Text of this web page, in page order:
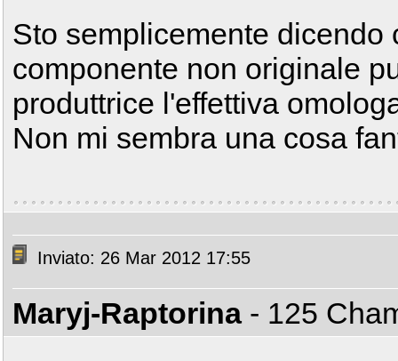
Sto semplicemente
componente non originale
produttrice l'effettiva
Non mi sembra una cosa
Inviato: 26 Mar 2012 17:55
Maryj-Raptorina - 125